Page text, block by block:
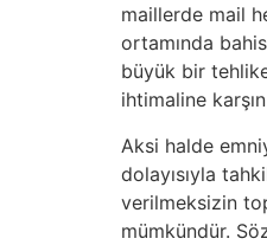
maillerde mail
ortamında
büyük bir
ihtimaline
Aksi halde
dolayısıyla
verilmeksizin
mümkündür.